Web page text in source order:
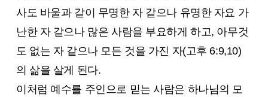
사도 바울과 같이 무명한 자 같으나 유명한 자요 가
난한 자 같으나 많은 사람을 부요하게 하고, 아무것
도 없는 자 같으나 모든 것을 가진 자(고후 6:9,10)
의 삶을 살게 된다.
이처럼 예수를 주인으로 믿는 사람은 하나님의 모